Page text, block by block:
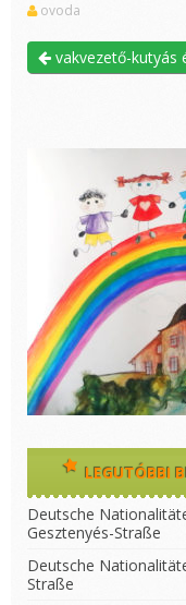
ovoda
vakvezető-kutyás
LEGUTÓBBI
Deutsche
Gesztenyés-Straße
Deutsche
Straße